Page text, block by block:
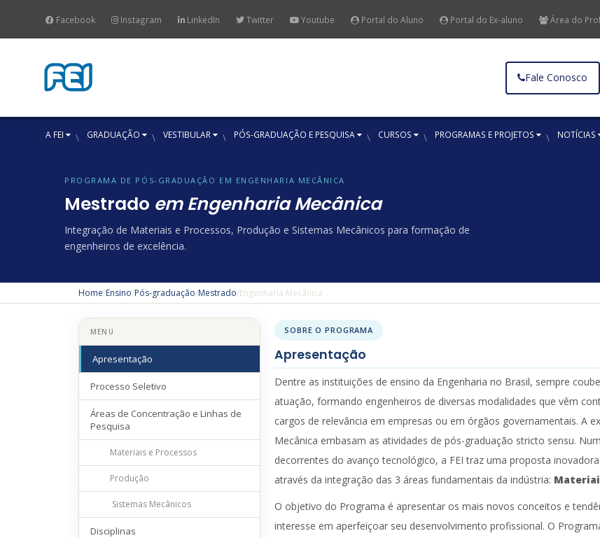
Facebook Instagram LinkedIn Twitter Youtube Portal do Aluno Portal do Ex-aluno Área do
Fale Conosco
A FEI GRADUAÇÃO VESTIBULAR PÓS-GRADUAÇÃO E PESQUISA CURSOS PROGRAMAS E PROJETOS NOTÍCIAS
PROGRAMA DE PÓS-GRADUAÇÃO EM ENGENHARIA MECÂNICA
Mestrado em Engenharia Mecânica
Integração de Materiais e Processos, Produção e Sistemas Mecânicos para formação de
engenheiros de excelência.
Home/Ensino/Pós-graduação/Mestrado/Engenharia Mecânica
MENU
Apresentação
Processo Seletivo
Áreas de Concentração e Linhas de
Pesquisa
Materiais e Processos
Produção
Sistemas Mecânicos
Disciplinas
SOBRE O PROGRAMA
Apresentação
Dentre as instituições de ensino da Engenharia no Brasil, sempre
atuação, formando engenheiros de diversas modalidades que vêm
cargos de relevância em empresas ou em órgãos governamentais. A
Mecânica embasam as atividades de pós-graduação stricto sensu.
decorrentes do avanço tecnológico, a FEI traz uma proposta
através da integração das 3 áreas fundamentais da indústria:
O objetivo do Programa é apresentar os mais novos conceitos e
interesse em aperfeiçoar seu desenvolvimento profissional. O